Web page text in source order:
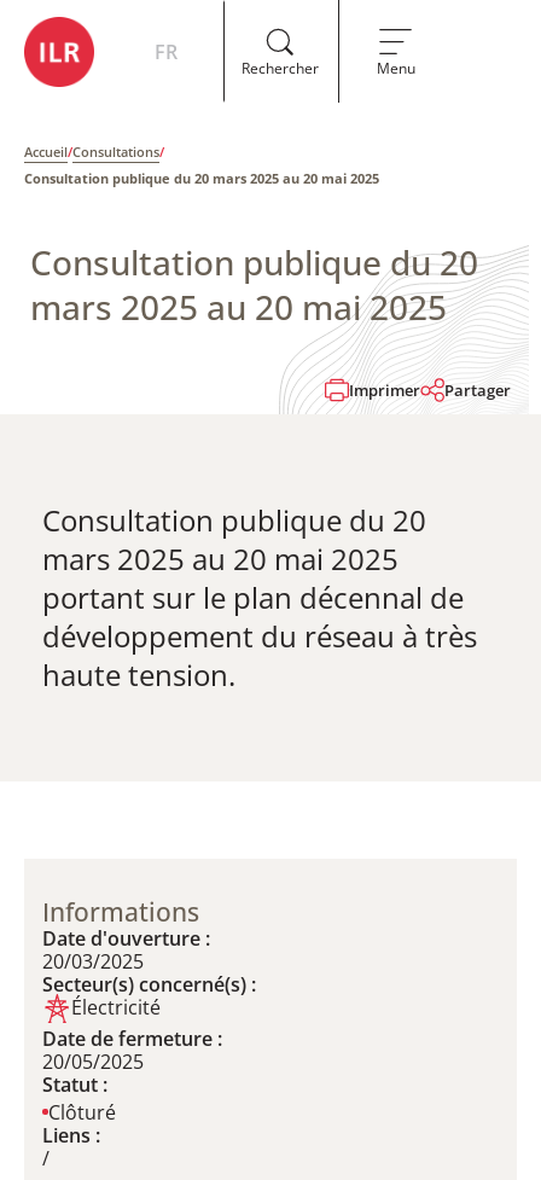
FR
Rechercher Menu
Accueil/Consultations/
Consultation publique du 20 mars 2025 au 20 mai 2025
Consultation publique du 20
mars 2025 au 20 mai 2025
Imprimer Partager
Consultation publique du 20
mars 2025 au 20 mai 2025 ​
portant sur le plan décennal de
développement du réseau à très
haute tension.
Informations
Date d'ouverture :
20/03/2025
Secteur(s) concerné(s) :
Électricité
Date de fermeture :
20/05/2025
Statut :
Clôturé
Liens :
/